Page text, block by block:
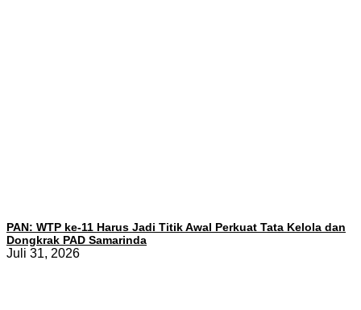
PAN: WTP ke-11 Harus Jadi Titik Awal Perkuat Tata Kelola dan
Dongkrak PAD Samarinda
Juli 31, 2026